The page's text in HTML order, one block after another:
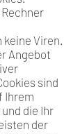
keine Viren.
Angebot
sind
Ihrem
die Ihr
der